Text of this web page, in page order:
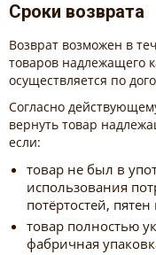
Сроки возврата
Возврат возможен в
товаров надлежащего
осуществляется по
Согласно
вернуть товар
если:
товар не был в
использования
потёртостей, пятен
товар полностью
фабричная